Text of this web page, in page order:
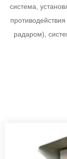
система,
радаром),